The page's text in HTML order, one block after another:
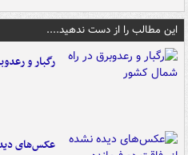
این مطالب را از دست ندهید....
رگبار و
عکس‌های